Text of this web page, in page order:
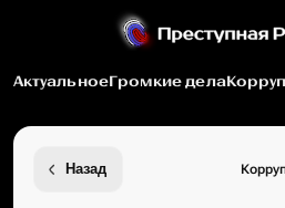
АктуальноеГромкие дела
Назад